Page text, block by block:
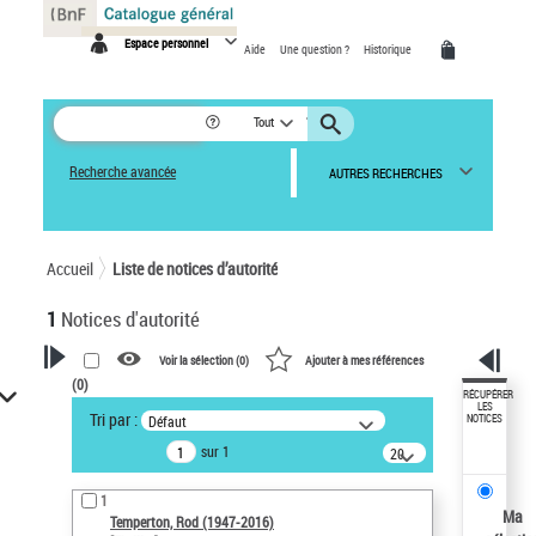
Espace personnel Aide Une question ? Historique
Tout
Recherche avancée AUTRES RECHERCHES
Accueil Liste de notices d’autorité
1 Notices d'autorité
VOTRE RECHERCHE
Recherche avancée dans les
notices d’autorité
Œuvres liées à l'auteur :
Temperton, Rod (1947-2016)
Voir la sélection (0) Ajouter à mes références
(0)
Tri par : Défaut
sur 1
20
résultats/page
1
Temperton, Rod (1947-2016)
RÉCUPÉRER
LES
NOTICES
Ma
Panneau de gestion des cookies